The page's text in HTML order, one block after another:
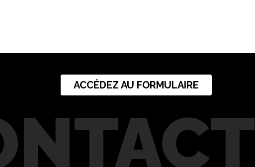
ACCÉDEZ AU FORMULAIRE